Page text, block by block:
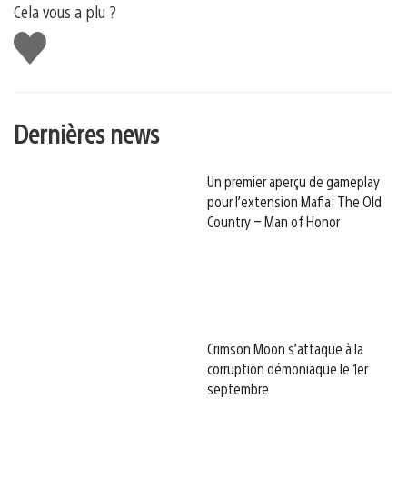
Cela vous a plu ?
J'aime
Dernières news
Un premier aperçu de gameplay
pour l’extension Mafia: The Old
Country – Man of Honor
Crimson Moon s’attaque à la
corruption démoniaque le 1er
septembre